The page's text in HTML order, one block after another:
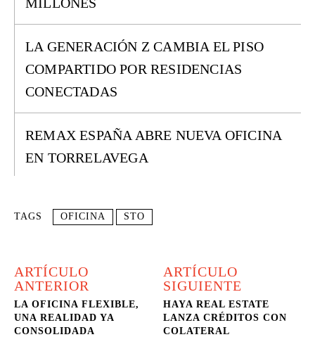
LA GENERACIÓN Z CAMBIA EL PISO
COMPARTIDO POR RESIDENCIAS
CONECTADAS
REMAX ESPAÑA ABRE NUEVA OFICINA
EN TORRELAVEGA
TAGS OFICINA STO
ARTÍCULO
ANTERIOR
LA OFICINA FLEXIBLE,
UNA REALIDAD YA
CONSOLIDADA
ARTÍCULO
SIGUIENTE
HAYA REAL ESTATE
LANZA CRÉDITOS CON
COLATERAL